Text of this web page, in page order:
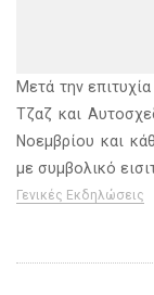
Μετά την
Τζαζ και
Νοεμβρίου και
με συμβολικό
Γενικές Εκδηλώσεις